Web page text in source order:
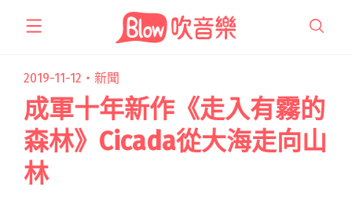
2019-11-12・ 新聞
成軍十年新作《走入有霧的
森林》Cicada從大海走向山
林